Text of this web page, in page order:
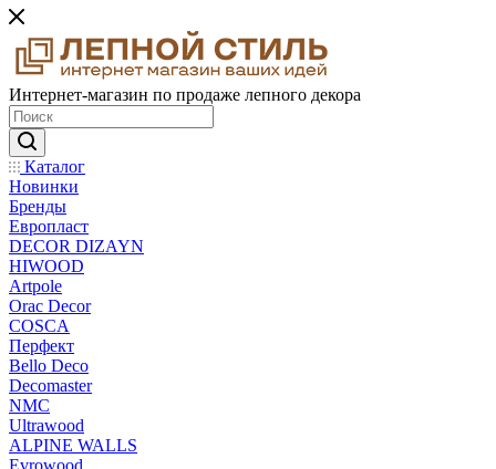
Интернет-магазин по продаже лепного декора
Каталог
Новинки
Бренды
Европласт
DECOR DIZAYN
HIWOOD
Artpole
Orac Decor
COSCA
Перфект
Bello Deco
Decomaster
NMС
Ultrawood
ALPINE WALLS
Evrowood